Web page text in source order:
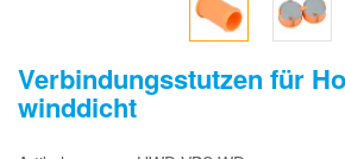
Verbindungsstutzen für
winddicht